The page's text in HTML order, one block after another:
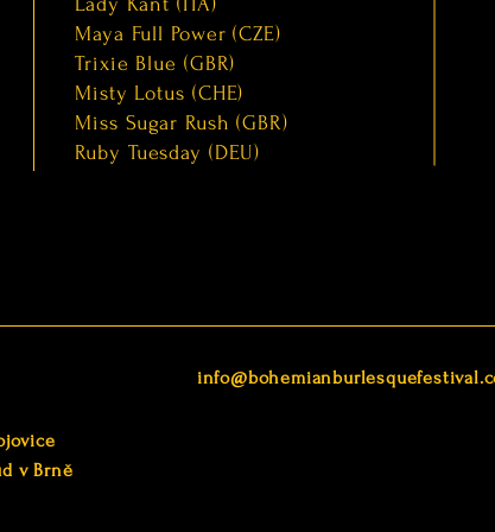
Maya Full Power (CZE)
Trixie Blue (GBR)
Misty Lotus (CHE)
Miss Sugar Rush (GBR)
Ruby Tuesday (DEU)
v Brně